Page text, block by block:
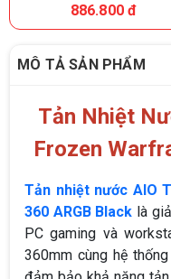
886.800 đ
MÔ TẢ SẢN PHẨM
Tản Nhiệt
Frozen
Tản nhiệt nước AIO
360 ARGB Black là
PC gaming và
360mm cùng hệ